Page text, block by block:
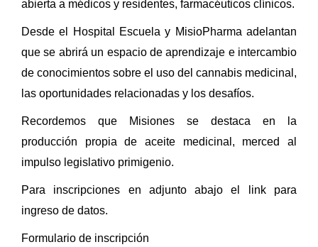
abierta a médicos y residentes, farmacéuticos clínicos.
Desde el Hospital Escuela y MisioPharma adelantan
que se abrirá un espacio de aprendizaje e intercambio
de conocimientos sobre el uso del cannabis medicinal,
las oportunidades relacionadas y los desafíos.
Recordemos que Misiones se destaca en la
producción propia de aceite medicinal, merced al
impulso legislativo primigenio.
Para inscripciones en adjunto abajo el link para
ingreso de datos.
Formulario de inscripción